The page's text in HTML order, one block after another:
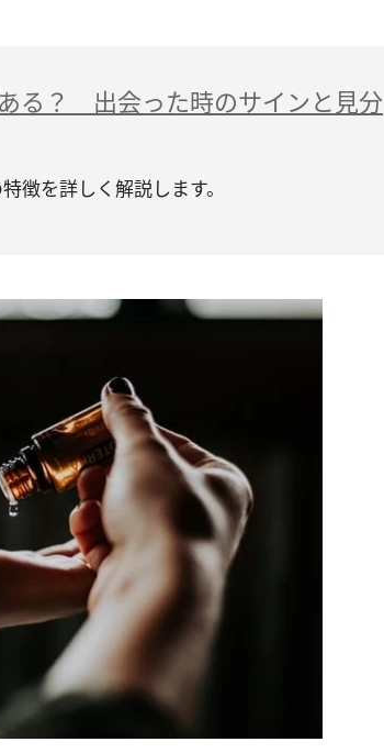
る？ 出会った時のサインと見分
徴を詳しく解説します。